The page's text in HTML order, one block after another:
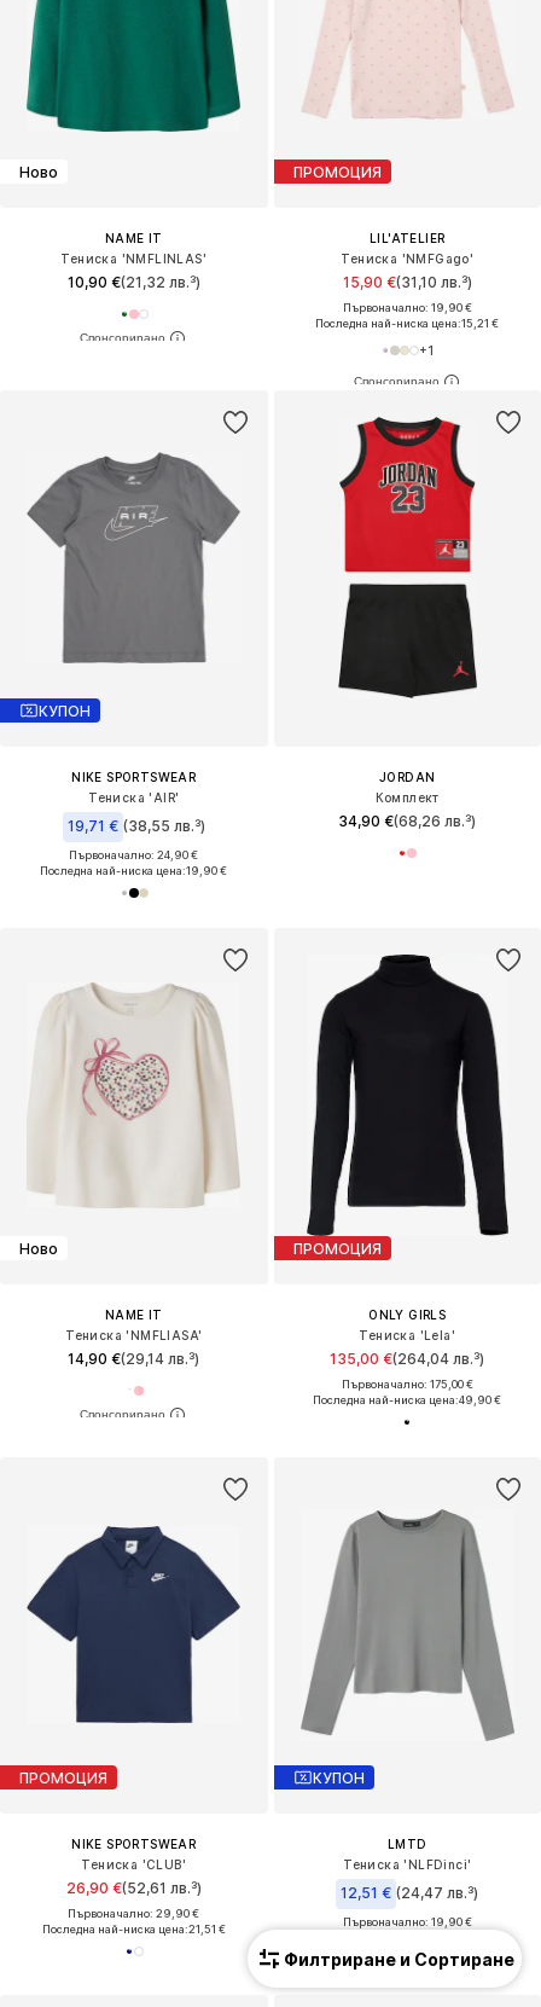
Ново
NAME IT
Тениска 'NMFLINLAS'
10,90 €(21,32 лв.³)
ПРОМОЦИЯ
LIL'ATELIER
Тениска 'NMFGago'
15,90 €(31,10 лв.³)
Първоначално: 19,90 €
Последна най-ниска цена:15,21 €
+1
КУПОН
NIKE SPORTSWEAR
Тениска 'AIR'
19,71 € (38,55 лв.³)
Първоначално: 24,90 €
Последна най-ниска цена:19,90 €
JORDAN
Комплект
34,90 €(68,26 лв.³)
Ново
NAME IT
Тениска 'NMFLIASA'
14,90 €(29,14 лв.³)
ПРОМОЦИЯ
ONLY GIRLS
Тениска 'Lela'
135,00 €(264,04 лв.³)
Първоначално: 175,00 €
Последна най-ниска цена:49,90 €
ПРОМОЦИЯ
NIKE SPORTSWEAR
Тениска 'CLUB'
26,90 €(52,61 лв.³)
Първоначално: 29,90 €
Последна най-ниска цена:21,51 €
КУПОН
LMTD
Тениска 'NLFDinci'
12,51 € (24,47 лв.³)
Първоначално: 19,90 €
Филтриране и Сортиране